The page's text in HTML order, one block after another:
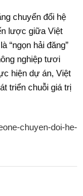
chuyển đổi hệ
lược giữa Việt
“ngọn hải đăng”
nghiệp tươi
hiện dự án, Việt
triển chuỗi giá trị
chuyen-doi-he-